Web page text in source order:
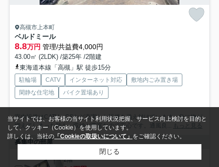
高槻市上本町
ベルドミール
8.8万円 管理/共益費4,000円
43.00㎡ (2LDK) /築25年 /2階建
東海道本線「高槻」駅 徒歩15分
駐輪場 CATV インターネット対応
敷地内ごみ置き場
閑静な住宅地
バイク置場あり
室内設備はCATV・CSなど充実した設備を備え付けています。急に物が
増えてしまった時も、収納が豊富なので安心です。通風良...
もっと見る
募集中の部屋
2階
当サイトでは、お客様の当サイト利用状況把握、サービス向上検討を目的と
して、クッキー（Cookie）を使用しています。
詳しくは、当社の 「Cookieの取扱いについて」 をご確認ください。
閉じる